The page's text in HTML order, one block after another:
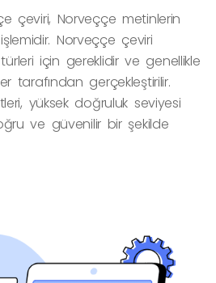
çeviri, Norveççe metinlerin
Norveççe çeviri
için gereklidir ve genellikle
tarafından gerçekleştirilir.
yüksek doğruluk seviyesi
ve güvenilir bir şekilde